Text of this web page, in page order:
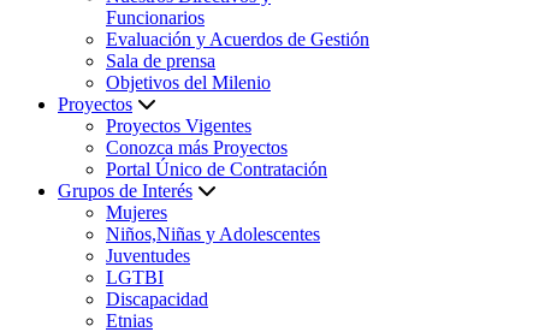
Funcionarios
Evaluación y Acuerdos de Gestión
Sala de prensa
Objetivos del Milenio
Proyectos
Proyectos Vigentes
Conozca más Proyectos
Portal Único de Contratación
Grupos de Interés
Mujeres
Niños,Niñas y Adolescentes
Juventudes
LGTBI
Discapacidad
Etnias